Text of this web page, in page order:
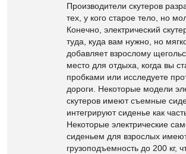
Производители скутеров
тех, у кого старое тело, но
Конечно, электрический
туда, куда вам нужно, но
добавляет взрослому
место для отдыха, когда вы
пробками или исследуете
дороги. Некоторые модели
скутеров имеют съемные
интегрируют сиденье как
Некоторые электрические
сиденьем для взрослых
грузоподъемность до 200 кг,